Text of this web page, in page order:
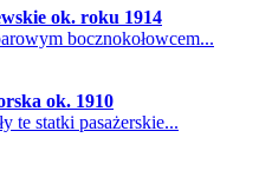
ok. roku 1914
bocznokołowcem...
ok. 1910
te statki pasażerskie...